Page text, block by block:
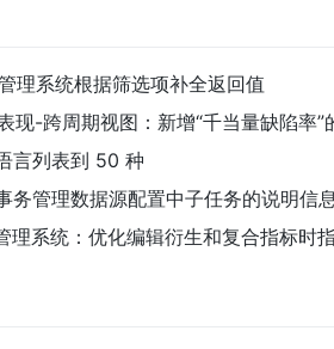
理系统根据筛选项补全返回值
现-跨周期视图：新增“千当量缺陷率”
言列表到 50 种
务管理数据源配置中子任务的说明信息
理系统：优化编辑衍生和复合指标时